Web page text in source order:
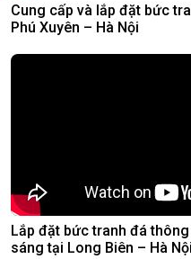
Cung cấp và lắp đặt bức
Phú Xuyên – Hà Nội
Lắp đặt bức tranh đá
sáng tại Long Biên – Hà Nội